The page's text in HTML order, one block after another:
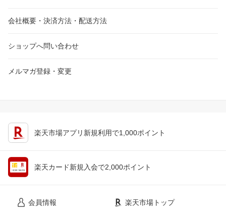
会社概要・決済方法・配送方法
ショップへ問い合わせ
メルマガ登録・変更
楽天市場アプリ新規利用で1,000ポイント
楽天カード新規入会で2,000ポイント
会員情報 楽天市場トップ